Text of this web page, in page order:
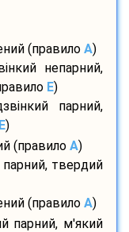
(правило A)
непарний,
E)
парний,
E)
(правило A)
парний, твердий
(правило A)
парний, м'який